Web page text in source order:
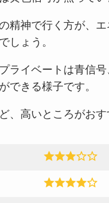
精神で行く方が、
しょう。
ライベートは青信号
できる様子です。
、高いところがおす